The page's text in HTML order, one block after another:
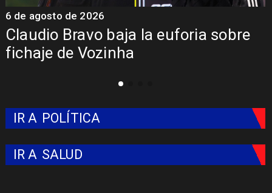
Claudio Bravo baja la euforia sobre
fichaje de Vozinha
6 de agosto de 2026
IR A POLÍTICA
IR A SALUD